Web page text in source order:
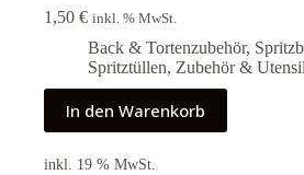
1,50 € inkl. % MwSt.
Back & Tortenzubehör,
Spritztüllen, Zubehör &
In den Warenkorb
inkl. 19 % MwSt.